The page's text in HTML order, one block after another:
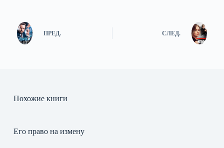
ПРЕД. СЛЕД.
Похожие книги
Его право на измену